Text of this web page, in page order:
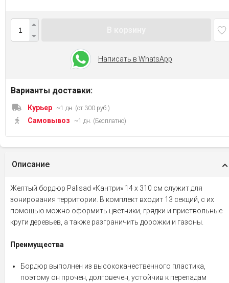
Написать в WhatsApp
Варианты доставки:
Курьер ~1 дн. (от 300 руб.)
Самовывоз ~1 дн. (Бесплатно)
Описание
Желтый бордюр Palisad «Кантри» 14 х 310 см служит для
зонирования территории. В комплект входит 13 секций, с их
помощью можно оформить цветники, грядки и приствольные
круги деревьев, а также разграничить дорожки и газоны.
Преимущества
Бордюр выполнен из высококачественного пластика,
поэтому он прочен, долговечен, устойчив к перепадам